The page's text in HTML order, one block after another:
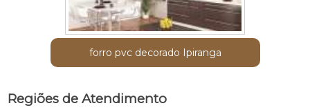
forro pvc decorado Ipiranga
Regiões de Atendimento